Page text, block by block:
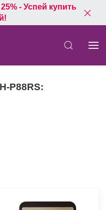
- Успей купить
P88RS: